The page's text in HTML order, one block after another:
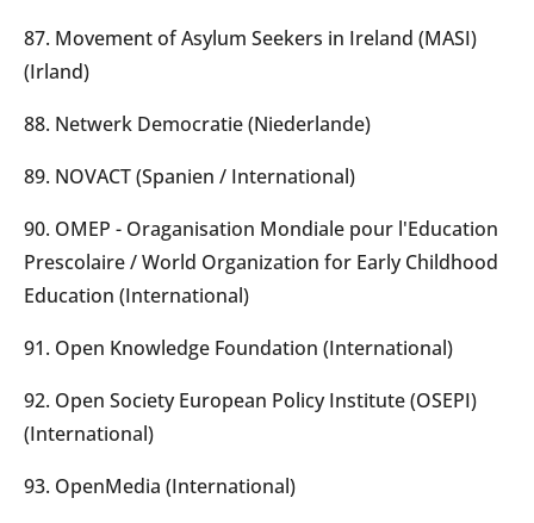
87. Movement of Asylum Seekers in Ireland (MASI)
(Irland)
88. Netwerk Democratie (Niederlande)
89. NOVACT (Spanien / International)
90. OMEP - Oraganisation Mondiale pour l'Education
Prescolaire / World Organization for Early Childhood
Education (International)
91. Open Knowledge Foundation (International)
92. Open Society European Policy Institute (OSEPI)
(International)
93. OpenMedia (International)